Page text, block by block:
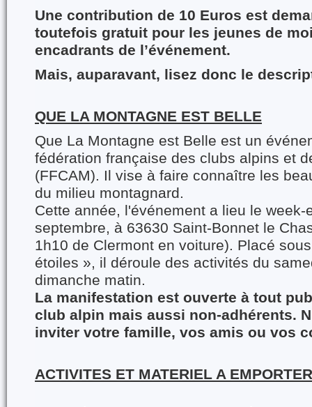
Une contribution de 10 Euros est
toutefois gratuit pour les jeunes de
encadrants de l’événement.
Mais, auparavant, lisez donc le
QUE LA MONTAGNE EST BELLE
Que La Montagne est Belle est un é
fédération française des clubs alpins et
(FFCAM). Il vise à faire connaître les
du milieu montagnard.
Cette année, l'événement a lieu le week-
septembre, à 63630 Saint-Bonnet le
1h10 de Clermont en voiture). Placé
étoiles », il déroule des activités du
dimanche matin.
La manifestation est ouverte à tout
club alpin mais aussi non-adhérents.
inviter votre famille, vos amis ou vos
ACTIVITES ET MATERIEL A EMPORTER